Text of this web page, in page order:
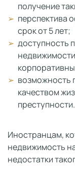
получение
перспектива
срок от 5 лет;
доступность
возможность
качеством
преступности.
Иностранцам,
недвижимость
недостатки